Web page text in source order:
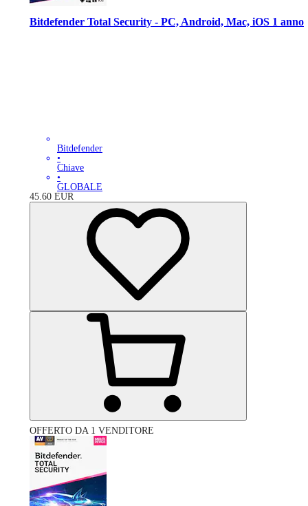
Bitdefender Total Security - PC, Android, Mac, iOS 1 anno
Bitdefender
•
Chiave
•
GLOBALE
45.60 EUR
OFFERTO DA 1 VENDITORE